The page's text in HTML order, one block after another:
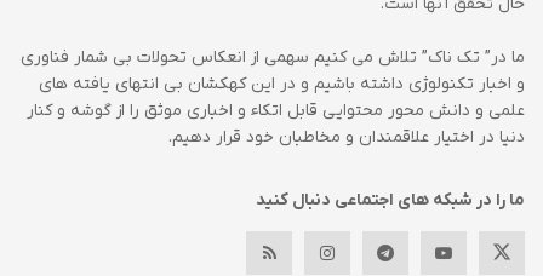
ما در” تک ناک” تلاش می کنیم سهمی از انعکاس تحولات بی شمار فناوری
و اخبار تکنولوژی داشته باشیم و در این کهکشان بی انتهای یافته های
علمی و دانش محور محتوایی قابل اتکاء و اخباری موثق را از گوشه و کنار
دنیا در اختیار علاقمندان و مخاطبان خود قرار دهیم.
ما را در شبکه های اجتماعی دنبال کنید